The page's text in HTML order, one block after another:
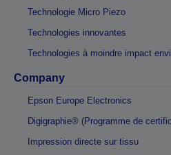
Technologie Micro Piezo
Technologies innovantes
Technologies à moindre impact
Company
Epson Europe Electronics
Digigraphie® (Programme de
Impression directe sur tissu